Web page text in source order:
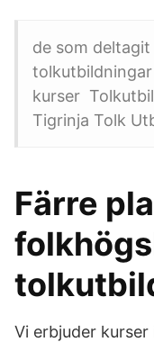
de som
kurser
Tigrinja Tolk
Färre
Vi erbjuder